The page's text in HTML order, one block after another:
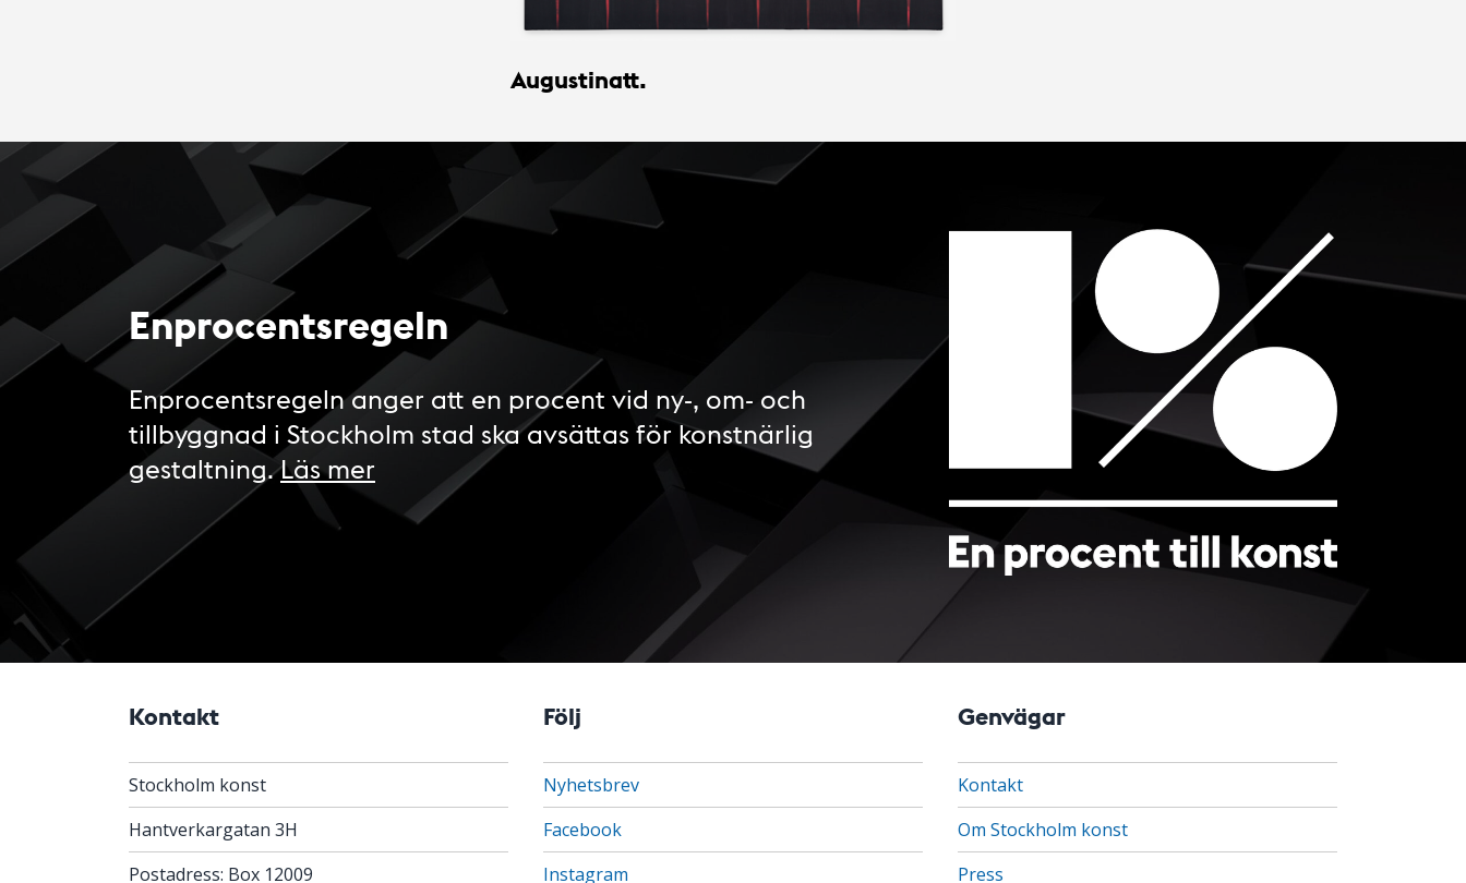
Augustinatt.
Enprocentsregeln
Enprocentsregeln anger att en procent vid ny-, om- och
tillbyggnad i Stockholm stad ska avsättas för konstnärlig
gestaltning.Läs mer
Kontakt
Stockholm konst
Hantverkargatan 3H
Postadress: Box 12009
Följ
Nyhetsbrev
Facebook
Instagram
Genvägar
Kontakt
Om Stockholm konst
Press